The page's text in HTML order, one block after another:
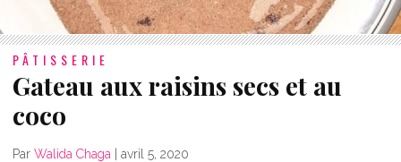
PÂTISSERIE
Gateau aux raisins secs et au
coco
Par Walida Chaga | avril 5, 2020